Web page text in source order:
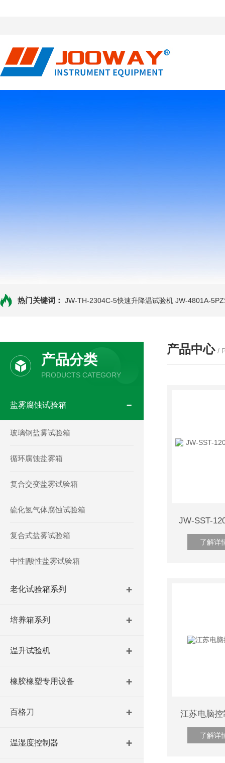
热门关键词： JW-TH-2304C-5快速升降温试验机 JW-4801A-
产品分类
PRODUCTS CATEGORY
盐雾腐蚀试验箱
玻璃钢盐雾试验箱
循环腐蚀盐雾箱
复合交变盐雾试验箱
硫化氢气体腐蚀试验箱
复合式盐雾试验箱
中性|酸性盐雾试验箱
老化试验箱系列
培养箱系列
温升试验机
橡胶橡塑专用设备
百格刀
温湿度控制器
产品中心 /
了解详
江苏电脑
了解详